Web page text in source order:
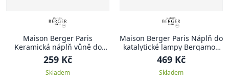
Maison Berger Paris
Keramická náplň vůně do
auta Magnolie, 2 ks
259 Kč
Skladem
Maison Berger Paris Náplň do
katalytické lampy Bergamot,
500 ml
469 Kč
Skladem